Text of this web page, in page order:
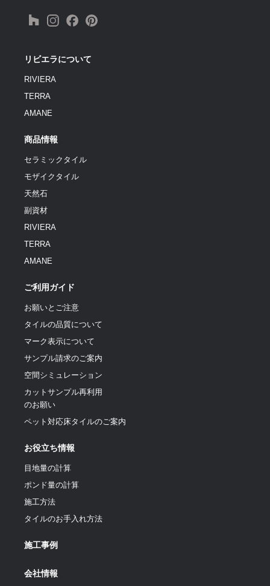
リビエラについて
RIVIERA
TERRA
AMANE
商品情報
セラミックタイル
モザイクタイル
天然石
副資材
RIVIERA
TERRA
AMANE
ご利用ガイド
お願いとご注意
タイルの品質について
マーク表示について
サンプル請求のご案内
空間シミュレーション
カットサンプル再利用
のお願い
ペット対応床タイルのご案内
お役立ち情報
目地量の計算
ポンド量の計算
施工方法
タイルのお手入れ方法
施工事例
会社情報